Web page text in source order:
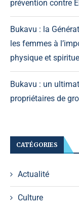
prévention contre
Bukavu : la
les femmes à
physique et spirituel
Bukavu : un
propriétaires de
CATÉGORIES
Actualité
Culture